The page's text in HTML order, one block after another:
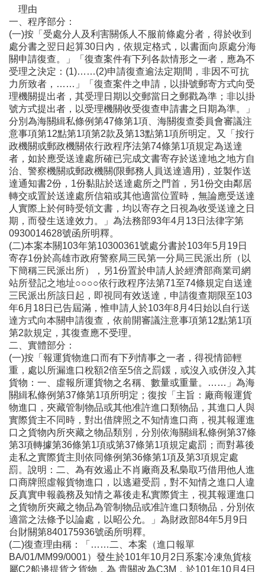
理由
一、程序部分：
(一)按「受處分人及利害關係人不服前條處分者，得於收到
處分書之翌日起算30日內，依規定格式，以書面向原處分海
關申請復查。」「復查案件有下列各款情形之一者，應為不
受理之決定：(1)……(2)申請復查逾法定期間，非因不可抗
力所致者，……」「復查案件之申請，以掛號郵寄方式向受
理機關提出者，其受理日期以交郵當日之郵戳為準；非以掛
號方式提出者，以受理機關收受復查申請書之日期為準。」
分別為海關緝私條例第47條第1項、海關復查委員會審議注
意事項第12點第1項第2款及第13點第1項所明定。又「按行
政機關或郵政機關依行政程序法第74條第1項規定為送達
者，如於應受送達處所確已完成文書寄存於送達地之地方自
治、警察機關或郵政機關(限郵務人員送達適用)，並製作送
達通知書2份，1份黏貼於送達處所之門首，另1份交由鄰居
轉交或置於送達處所信箱或其他適當位置時，無論應受送達
人實際上於何時受領文書，均以寄存之日視為收受送達之日
期，而發生送達效力。」為法務部93年4月13日法律字第
0930014628號函所明釋。
(二)本案本關103年第10300361號處分書於103年5月19日
寄存1份於高雄市政府警察局三民第一分局三民派出所（以
下簡稱三民派出所），另1份置於申請人於經濟部商業司網
站所登記之地址○○○○依行政程序法第71至74條規定自送達
三民派出所該日起，即視同有效送達，申請復查期限至103
年6月18日已告屆滿，惟申請人於103年8月4日始以自行送
達方式向本關申請復查，依前開審議注意事項第12點第1項
第2款規定，其復查應不受理。
二、實體部分：
(一)按「報運貨物進口而有下列情事之一者，得視情節輕
重，處以所漏進口稅額2倍至5倍之罰鍰，或沒入或併沒入其
貨物：一、虛報所運貨物之名稱、數量或重量。……」為海
關緝私條例第37條第1項所明定；復按「主旨：廠商報運貨
物進口，夾藏管制物品或其他准許進口類物品，其進口人與
實際貨主不同時，對出借牌照之不知情進口商，視其報運進
口之貨物內所夾藏之物品類別，分別依海關緝私條例第37條
第3項轉據第36條第1項或第37條第1項規定處罰；而對幕後
走私之實際貨主則依同條例第36條第1項及第3項規定處
罰。說明：二、為有效遏止不肖廠商及私梟取巧借用他人進
口商牌照虛報貨物進口，以逃避受罰，對不知情之進口人違
反真實申報義務及知情之幕後走私實際貨主，視其報運進口
之貨物所夾藏之物品為管制物品或准許進口類物品，分別依
適當之法條予以論處，以昭公允。」為財政部84年5月9日
台財關第840175936號函所明釋。
(二)復查理由稱：「……二、本案（進口報單
BA/01/MM99/0001）發生於101年10月2日系案冷凍魚貨核
屬C2船邊提貨之貨物，為 貴關改為C3M，於101年10月4日